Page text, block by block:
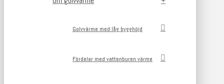
Golvvärme med låg bygghöjd
Fördelar med vattenburen värme